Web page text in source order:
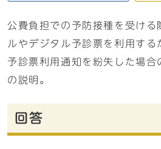
公費負担での予防接種を受ける
ルやデジタル予診票を利用す
予診票利用通知を紛失した場合
の説明。
回答